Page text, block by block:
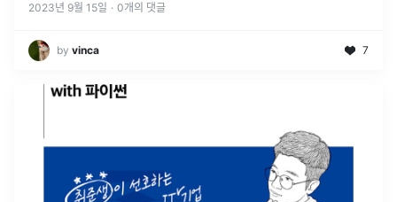
순(사전 ...
2023년 9월 15일 · 0개의 댓글
by vinca 7